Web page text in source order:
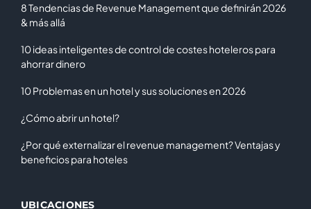
8 Tendencias de Revenue Management que definirán 2026
& más allá
10 ideas inteligentes de control de costes hoteleros para
ahorrar dinero
10 Problemas en un hotel y sus soluciones en 2026
¿Cómo abrir un hotel?
¿Por qué externalizar el revenue management? Ventajas y
beneficios para hoteles
UBICACIONES